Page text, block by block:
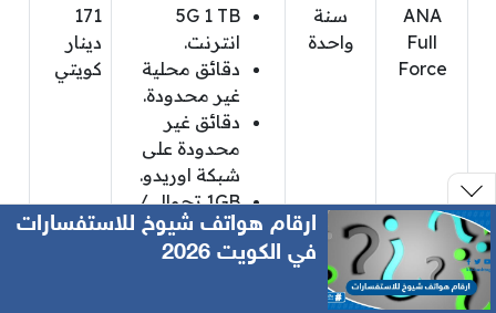
ANA
Full
Force
سنة
واحدة
5G 1 TB
انترنت.
دقائق محلية
غير محدودة.
دقائق غير
محدودة على
شبكة اوريدو.
1GB تجوال /
يومي.
تجديد تلقائي
171
دينار
كويتي
ارقام هواتف شيوخ للاستفسارات
في الكويت 2026